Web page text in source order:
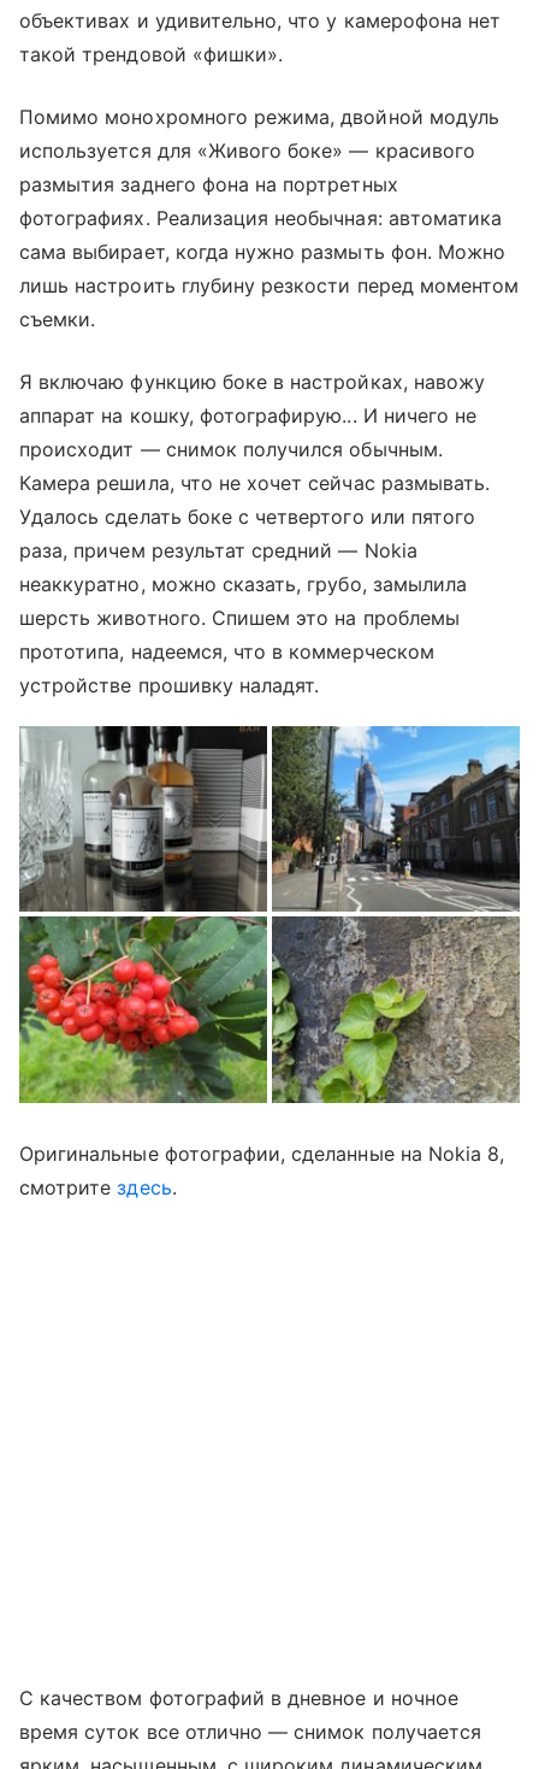
объективах и удивительно, что у камерофона нет
такой трендовой «фишки».
Помимо монохромного режима, двойной модуль
используется для «Живого боке» — красивого
размытия заднего фона на портретных
фотографиях. Реализация необычная: автоматика
сама выбирает, когда нужно размыть фон. Можно
лишь настроить глубину резкости перед моментом
съемки.
Я включаю функцию боке в настройках, навожу
аппарат на кошку, фотографирую... И ничего не
происходит — снимок получился обычным.
Камера решила, что не хочет сейчас размывать.
Удалось сделать боке с четвертого или пятого
раза, причем результат средний — Nokia
неаккуратно, можно сказать, грубо, замылила
шерсть животного. Спишем это на проблемы
прототипа, надеемся, что в коммерческом
устройстве прошивку наладят.
Оригинальные фотографии, сделанные на Nokia 8,
смотритездесь.
С качеством фотографий в дневное и ночное
время суток все отлично — снимок получается